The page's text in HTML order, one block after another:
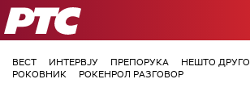
РТС
ВЕСТ ИНТЕРВЈУ ПРЕПОРУКА НЕШТО ДРУГО
РОКОВНИК
РОКЕНРОЛ РАЗГОВОР